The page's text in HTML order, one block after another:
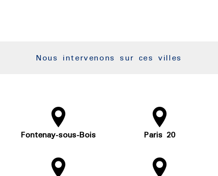
Nous intervenons sur ces villes
Fontenay-sous-Bois Paris 20